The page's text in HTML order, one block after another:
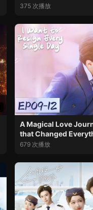
375 次播放
A Magical Love
that Changed
679 次播放